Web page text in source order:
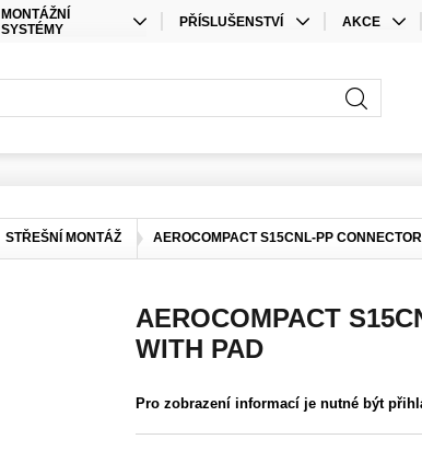
MONTÁŽNÍ
SYSTÉMY
PŘÍSLUŠENSTVÍ
PŘÍSLUŠENSTVÍ ÚLOŽIŠTĚ
AKCE
SADY
STŘEŠNÍ MONTÁŽ AEROCOMPACT S15CNL-PP
AEROCOMPACT
WITH PAD
Pro zobrazení informací je nutné být